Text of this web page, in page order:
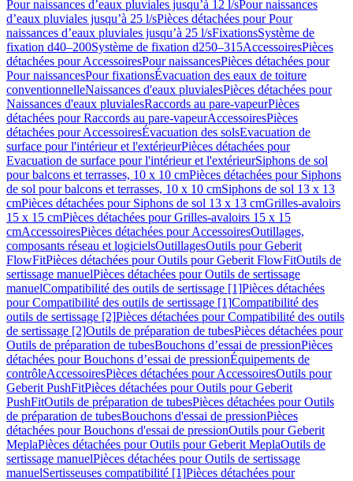
Pour naissances d’eaux pluviales jusqu’à 12 l/sPour naissances
d’eaux pluviales jusqu’à 25 l/sPièces détachées pour Pour
naissances d’eaux pluviales jusqu’à 25 l/sFixationsSystème de
fixation d40–200Système de fixation d250–315AccessoiresPièces
détachées pour AccessoiresPour naissancesPièces détachées pour
Pour naissancesPour fixationsÉvacuation des eaux de toiture
conventionnelleNaissances d'eaux pluvialesPièces détachées pour
Naissances d'eaux pluvialesRaccords au pare-vapeurPièces
détachées pour Raccords au pare-vapeurAccessoiresPièces
détachées pour AccessoiresÉvacuation des solsEvacuation de
surface pour l'intérieur et l'extérieurPièces détachées pour
Evacuation de surface pour l'intérieur et l'extérieurSiphons de sol
pour balcons et terrasses, 10 x 10 cmPièces détachées pour Siphons
de sol pour balcons et terrasses, 10 x 10 cmSiphons de sol 13 x 13
cmPièces détachées pour Siphons de sol 13 x 13 cmGrilles-avaloirs
15 x 15 cmPièces détachées pour Grilles-avaloirs 15 x 15
cmAccessoiresPièces détachées pour AccessoiresOutillages,
composants réseau et logicielsOutillagesOutils pour Geberit
FlowFitPièces détachées pour Outils pour Geberit FlowFitOutils de
sertissage manuelPièces détachées pour Outils de sertissage
manuelCompatibilité des outils de sertissage [1]Pièces détachées
pour Compatibilité des outils de sertissage [1]Compatibilité des
outils de sertissage [2]Pièces détachées pour Compatibilité des outils
de sertissage [2]Outils de préparation de tubesPièces détachées pour
Outils de préparation de tubesBouchons d’essai de pressionPièces
détachées pour Bouchons d’essai de pressionÉquipements de
contrôleAccessoiresPièces détachées pour AccessoiresOutils pour
Geberit PushFitPièces détachées pour Outils pour Geberit
PushFitOutils de préparation de tubesPièces détachées pour Outils
de préparation de tubesBouchons d'essai de pressionPièces
détachées pour Bouchons d'essai de pressionOutils pour Geberit
MeplaPièces détachées pour Outils pour Geberit MeplaOutils de
sertissage manuelPièces détachées pour Outils de sertissage
manuelSertisseuses compatibilité [1]Pièces détachées pour